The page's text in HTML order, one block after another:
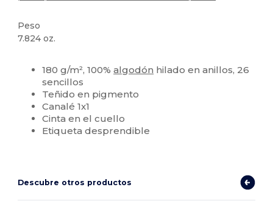
Peso
7.824 oz.
180 g/m², 100%algodón hilado en anillos, 26
sencillos
Teñido en pigmento
Canalé 1x1
Cinta en el cuello
Etiqueta desprendible
Descubre otros productos